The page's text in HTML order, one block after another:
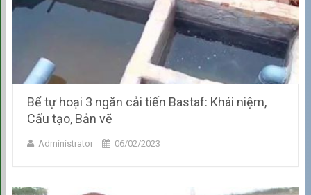
Bể tự hoại 3 ngăn cải tiến Bastaf: Khái niệm,
Cấu tạo, Bản vẽ
Administrator 06/02/2023